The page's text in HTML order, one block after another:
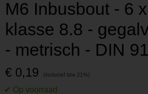
M6 Inbusbout - 6
klasse 8.8 -
- metrisch - DIN
€ 0,19